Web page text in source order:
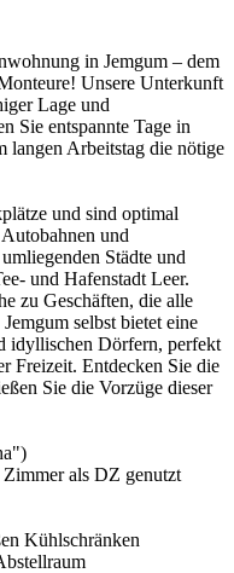
in Jemgum – dem
Unsere Unterkunft
Lage und
Sie entspannte Tage in
langen Arbeitstag die nötige
und sind optimal
und
Städte und
und Hafenstadt Leer.
zu Geschäften, die alle
selbst bietet eine
idyllischen Dörfern, perfekt
Freizeit. Entdecken Sie die
Sie die Vorzüge dieser
als DZ genutzt
Kühlschränken